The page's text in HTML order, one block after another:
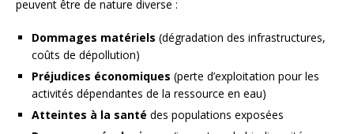
peuvent être de nature diverse :
Dommages matériels (dégradation des infrastructures,
coûts de dépollution)
Préjudices économiques (perte d’exploitation pour les
activités dépendantes de la ressource en eau)
Atteintes à la santé des populations exposées